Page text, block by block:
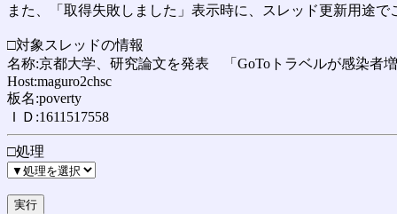
また、「取得失敗しました」表示時に、スレッド更新用途
□対象スレッドの情報
名称:京都大学、研究論文を発表 「GoToトラベルが感染者
Host:maguro2chsc
板名:poverty
ＩＤ:1611517558
□処理